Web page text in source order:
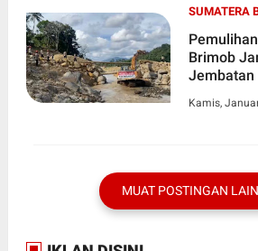
SUMATERA
Brimob
Jembatan
Timur dan
Kamis,
MUAT POSTINGAN